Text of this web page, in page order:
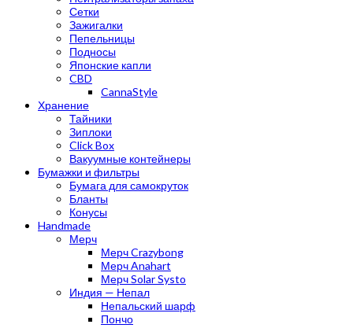
Сетки
Зажигалки
Пепельницы
Подносы
Японские капли
CBD
CannaStyle
Хранение
Тайники
Зиплоки
Click Box
Вакуумные контейнеры
Бумажки и фильтры
Бумага для самокруток
Бланты
Конусы
Handmade
Мерч
Мерч Crazybong
Мерч Anahart
Мерч Solar Systo
Индия — Непал
Непальский шарф
Пончо